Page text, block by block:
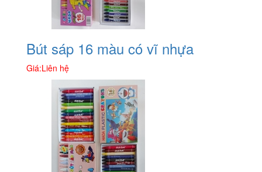
Bút sáp 16 màu có vĩ nhựa
Giá:Liên hệ